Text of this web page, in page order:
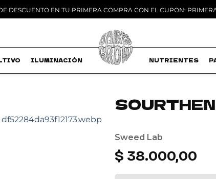
DESCUENTO EN TU PRIMERA COMPRA CON EL CUPON:
ILUMINACIÓN MACETAS NUTRIENTES
Add to
Sweed Lab
$ 38.000,00